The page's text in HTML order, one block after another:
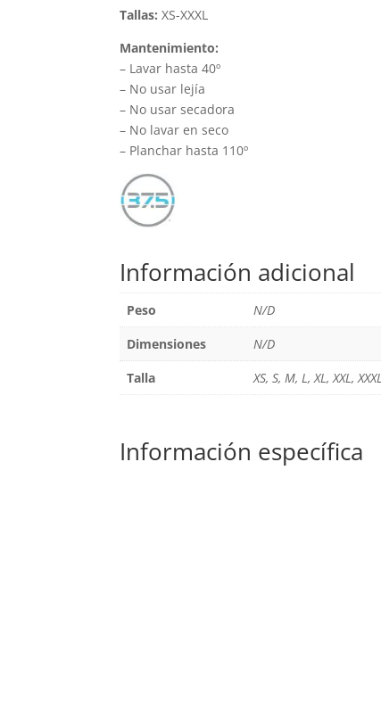
Tallas: XS-XXXL
Mantenimiento:
– Lavar hasta 40º
– No usar lejía
– No usar secadora
– No lavar en seco
– Planchar hasta 110º
Información adicional
Peso
N/D
Dimensiones
N/D
Talla
XS, S, M, L, XL, XXL, XXXL
Información específica